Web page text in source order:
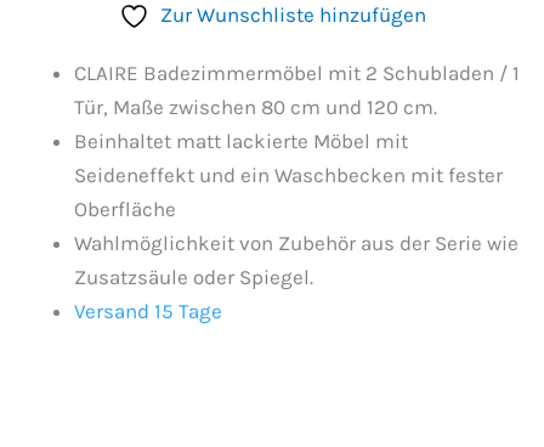
Zur Wunschliste hinzufügen
CLAIRE Badezimmermöbel mit 2 Schubladen / 1
Tür, Maße zwischen 80 cm und 120 cm.
Beinhaltet matt lackierte Möbel mit
Seideneffekt und ein Waschbecken mit fester
Oberfläche
Wahlmöglichkeit von Zubehör aus der Serie wie
Zusatzsäule oder Spiegel.
Versand 15 Tage